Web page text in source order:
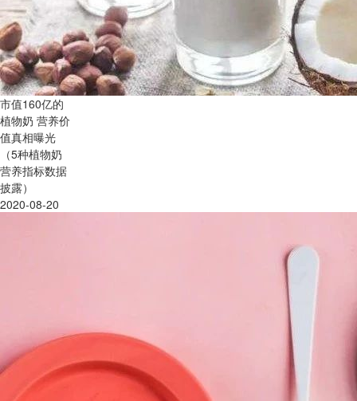
市值160亿的
植物奶 营养价
值真相曝光
（5种植物奶
营养指标数据
披露）
2020-08-20